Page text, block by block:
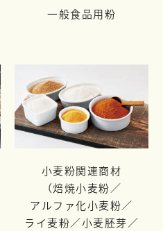
一般食品用粉
小麦粉関連商材
（焙焼小麦粉／
アルファ化小麦粉／
ライ麦粉／小麦胚芽／